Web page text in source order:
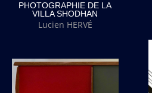
PHOTOGRAPHIE DE LA
VILLA SHODHAN
Lucien HERVÉ